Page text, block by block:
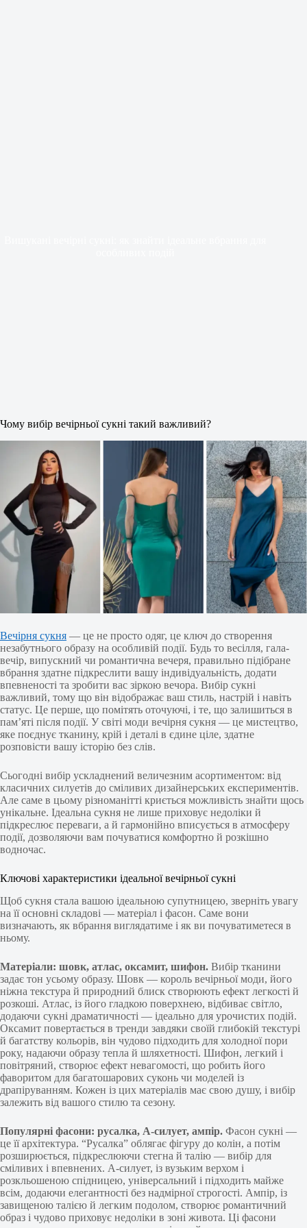
Чому вибір вечірньої сукні такий важливий?
Вечірня сукня — це не просто одяг, це ключ до створення
незабутнього образу на особливій події. Будь то весілля, гала-
вечір, випускний чи романтична вечеря, правильно підібране
вбрання здатне підкреслити вашу індивідуальність, додати
впевненості та зробити вас зіркою вечора. Вибір сукні
важливий, тому що він відображає ваш стиль, настрій і навіть
статус. Це перше, що помітять оточуючі, і те, що залишиться в
пам’яті після події. У світі моди вечірня сукня — це мистецтво,
яке поєднує тканину, крій і деталі в єдине ціле, здатне
розповісти вашу історію без слів.
Сьогодні вибір ускладнений величезним асортиментом: від
класичних силуетів до сміливих дизайнерських експериментів.
Але саме в цьому різноманітті криється можливість знайти щось
унікальне. Ідеальна сукня не лише приховує недоліки й
підкреслює переваги, а й гармонійно вписується в атмосферу
події, дозволяючи вам почуватися комфортно й розкішно
водночас.
Ключові характеристики ідеальної вечірньої сукні
Щоб сукня стала вашою ідеальною супутницею, зверніть увагу
на її основні складові — матеріал і фасон. Саме вони
визначають, як вбрання виглядатиме і як ви почуватиметеся в
ньому.
Матеріали: шовк, атлас, оксамит, шифон. Вибір тканини
задає тон усьому образу. Шовк — король вечірньої моди, його
ніжна текстура й природний блиск створюють ефект легкості й
розкоші. Атлас, із його гладкою поверхнею, відбиває світло,
додаючи сукні драматичності — ідеально для урочистих подій.
Оксамит повертається в тренди завдяки своїй глибокій текстурі
й багатству кольорів, він чудово підходить для холодної пори
року, надаючи образу тепла й шляхетності. Шифон, легкий і
повітряний, створює ефект невагомості, що робить його
фаворитом для багатошарових суконь чи моделей із
драпіруванням. Кожен із цих матеріалів має свою душу, і вибір
залежить від вашого стилю та сезону.
Популярні фасони: русалка, А-силует, ампір. Фасон сукні —
це її архітектура. “Русалка” облягає фігуру до колін, а потім
розширюється, підкреслюючи стегна й талію — вибір для
сміливих і впевнених. А-силует, із вузьким верхом і
розкльошеною спідницею, універсальний і підходить майже
всім, додаючи елегантності без надмірної строгості. Ампір, із
завищеною талією й легким подолом, створює романтичний
образ і чудово приховує недоліки в зоні живота. Ці фасони